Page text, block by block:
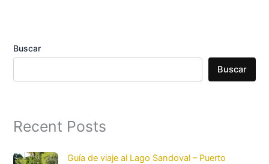
Buscar
Buscar
Recent Posts
Guía de viaje al Lago Sandoval – Puerto